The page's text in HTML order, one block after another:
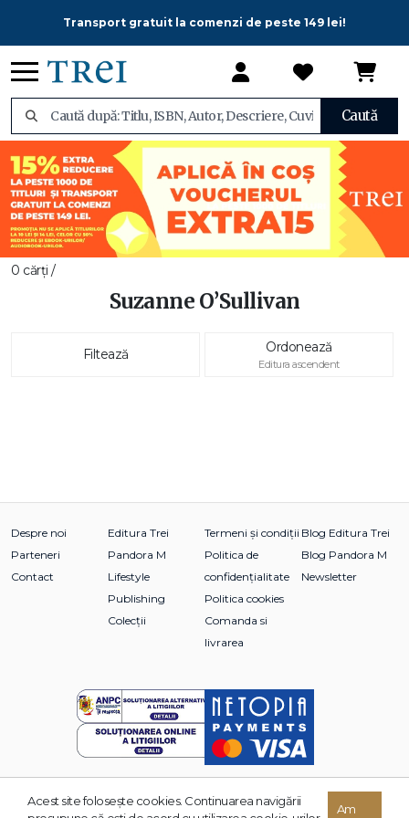
Transport gratuit la comenzi de peste 149 lei!
Caută
0 cărți /
Suzanne O’Sullivan
Filtează Ordonează
Editura ascendent
Despre noi
Parteneri
Contact
Editura Trei
Pandora M
Lifestyle
Publishing
Colecții
Termeni și condiții
Politica de
confidențialitate
Politica cookies
Comanda si
livrarea
Blog Editura Trei
Blog Pandora M
Newsletter
© 2026 Grupul Editorial TREI. Toate drepturile rezervate.
Acest site foloseşte cookies. Continuarea navigării
Am